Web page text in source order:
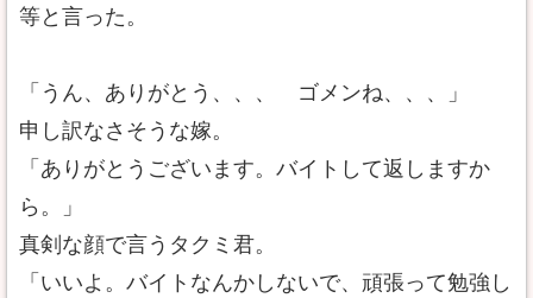
等と言った。
「うん、ありがとう、、、 ゴメンね、、、」
申し訳なさそうな嫁。
「ありがとうございます。バイトして返しますか
ら。」
真剣な顔で言うタクミ君。
「いいよ。バイトなんかしないで、頑張って勉強し